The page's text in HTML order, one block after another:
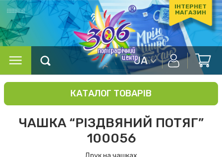
ІНТЕРНЕТ
МАГАЗИН
UA
КАТАЛОГ ТОВАРІВ
ЧАШКА “РІЗДВЯНИЙ ПОТЯГ”
100056